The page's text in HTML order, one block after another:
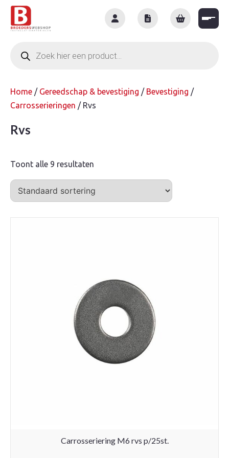
Skip
content
zoeken
Home / Gereedschap & bevestiging / Bevestiging /
Carrosserieringen / Rvs
Rvs
Toont alle 9 resultaten
Carrosseriering M6 rvs p/25st.